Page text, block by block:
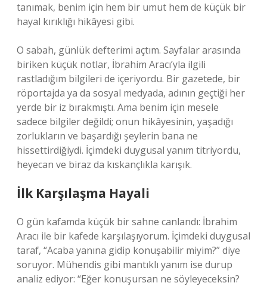
tanımak, benim için hem bir umut hem de küçük bir
hayal kırıklığı hikâyesi gibi.
O sabah, günlük defterimi açtım. Sayfalar arasında
biriken küçük notlar, İbrahim Aracı’yla ilgili
rastladığım bilgileri de içeriyordu. Bir gazetede, bir
röportajda ya da sosyal medyada, adının geçtiği her
yerde bir iz bırakmıştı. Ama benim için mesele
sadece bilgiler değildi; onun hikâyesinin, yaşadığı
zorlukların ve başardığı şeylerin bana ne
hissettirdiğiydi. İçimdeki duygusal yanım titriyordu,
heyecan ve biraz da kıskançlıkla karışık.
İlk Karşılaşma Hayali
O gün kafamda küçük bir sahne canlandı: İbrahim
Aracı ile bir kafede karşılaşıyorum. İçimdeki duygusal
taraf, “Acaba yanına gidip konuşabilir miyim?” diye
soruyor. Mühendis gibi mantıklı yanım ise durup
analiz ediyor: “Eğer konuşursan ne söyleyeceksin?